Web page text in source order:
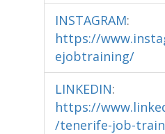
INSTAGRAM:
https://
ejobtraining/
LINKEDIN:
https://
/tenerife-job-